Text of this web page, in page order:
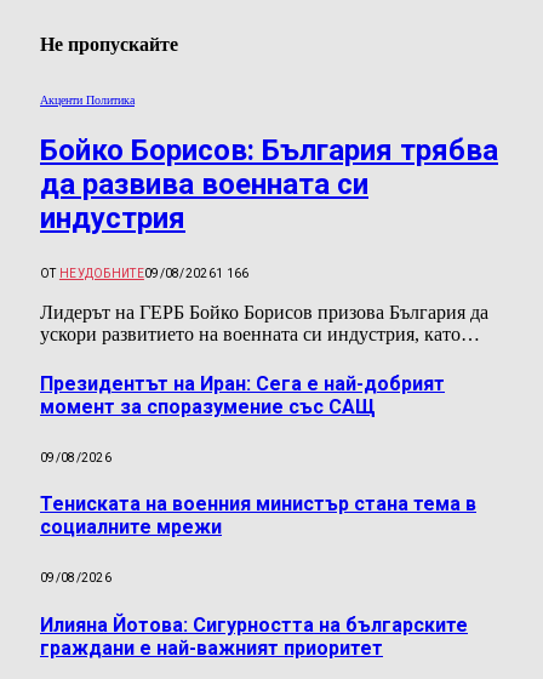
Не пропускайте
Акценти Политика
Бойко Борисов: България трябва
да развива военната си
индустрия
ОТ НЕУДОБНИТЕ09/08/20261 166
Лидерът на ГЕРБ Бойко Борисов призова България да
ускори развитието на военната си индустрия, като…
Президентът на Иран: Сега е най-добрият
момент за споразумение със САЩ
09/08/2026
Тениската на военния министър стана тема в
социалните мрежи
09/08/2026
Илияна Йотова: Сигурността на българските
граждани е най-важният приоритет